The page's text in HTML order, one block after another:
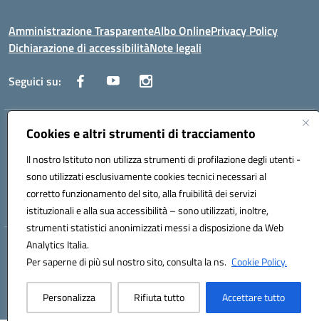
Cookies e altri strumenti di tracciamento
Il nostro Istituto non utilizza strumenti di profilazione degli utenti -
sono utilizzati esclusivamente cookies tecnici necessari al
corretto funzionamento del sito, alla fruibilità dei servizi
istituzionali e alla sua accessibilità – sono utilizzati, inoltre,
strumenti statistici anonimizzati messi a disposizione da Web
Analytics Italia.
Per saperne di più sul nostro sito, consulta la ns. Cookie Policy.
Personalizza Rifiuta tutto Accettare tutto
Amministrazione TrasparenteAlbo OnlinePrivacy Policy
Dichiarazione di accessibilitàNote legali
Seguici su:
Traversa Fondo d'Orto n.19B - Cap 80053 - Castellammare di Stabia
naic847006@pec.istruzione.it
Codice meccanografico: NAIC847006 - Codice iPA: istsc_naic847006 -
C.F. 82009060631 - Codice univoco fatturazione elettronica (CUF):
UFUAUC
Hosting & Powered by 3D Solution S.r.l.
Concept & Design by Designers Italia